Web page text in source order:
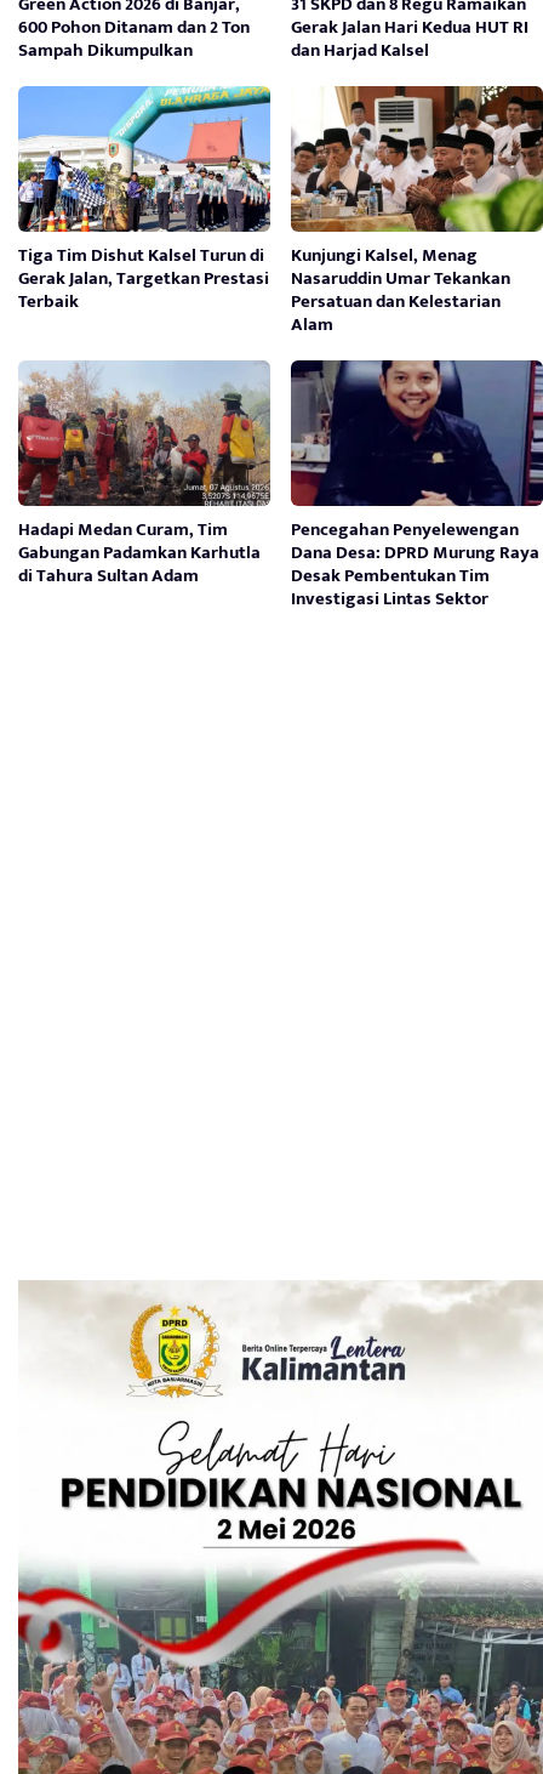
600 Pohon Ditanam dan 2 Ton
Sampah Dikumpulkan
Gerak Jalan Hari Kedua HUT RI
dan Harjad Kalsel
Tiga Tim Dishut Kalsel Turun di
Gerak Jalan, Targetkan Prestasi
Terbaik
Kunjungi Kalsel, Menag
Nasaruddin Umar Tekankan
Persatuan dan Kelestarian
Alam
Hadapi Medan Curam, Tim
Gabungan Padamkan Karhutla
di Tahura Sultan Adam
Pencegahan Penyelewengan
Dana Desa: DPRD Murung Raya
Desak Pembentukan Tim
Investigasi Lintas Sektor